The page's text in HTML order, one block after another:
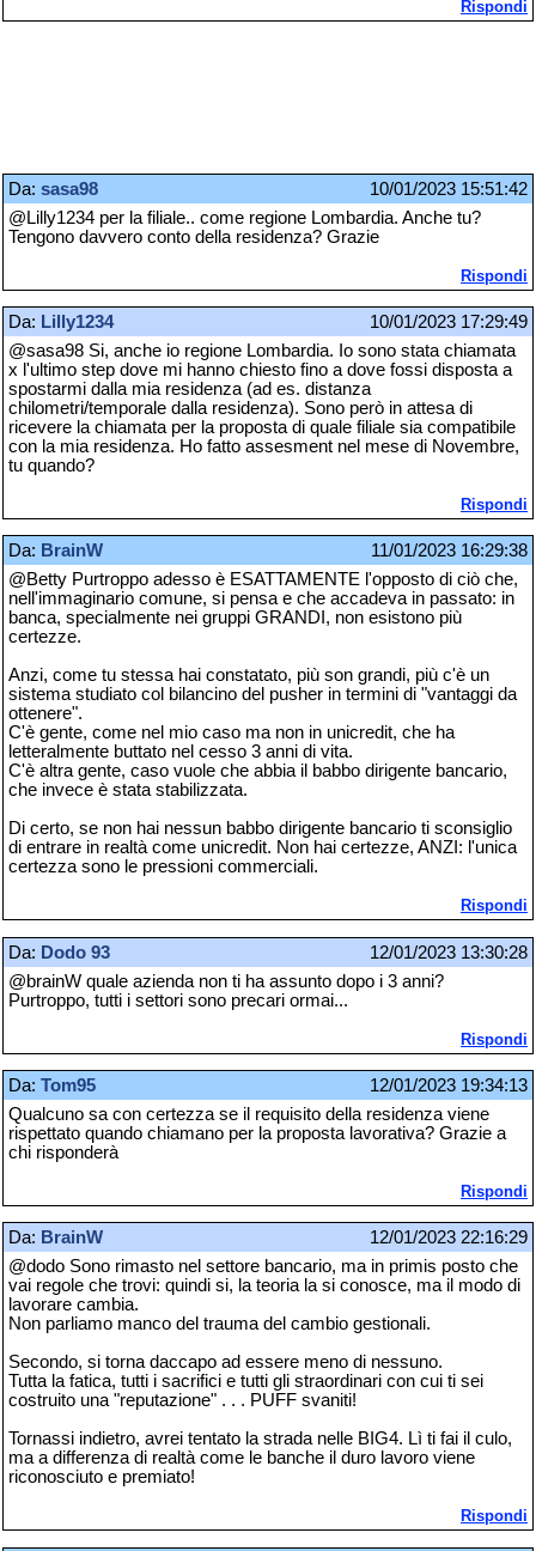
Rispondi
Da: sasa98
10/01/2023 15:51:42
@Lilly1234 per la filiale.. come regione Lombardia. Anche tu?
Tengono davvero conto della residenza? Grazie
Rispondi
Da: Lilly1234
10/01/2023 17:29:49
@sasa98 Si, anche io regione Lombardia. Io sono stata chiamata
x l'ultimo step dove mi hanno chiesto fino a dove fossi disposta a
spostarmi dalla mia residenza (ad es. distanza
chilometri/temporale dalla residenza). Sono però in attesa di
ricevere la chiamata per la proposta di quale filiale sia compatibile
con la mia residenza. Ho fatto assesment nel mese di Novembre,
tu quando?
Rispondi
Da: BrainW
11/01/2023 16:29:38
@Betty Purtroppo adesso è ESATTAMENTE l'opposto di ciò che,
nell'immaginario comune, si pensa e che accadeva in passato: in
banca, specialmente nei gruppi GRANDI, non esistono più
certezze.
Anzi, come tu stessa hai constatato, più son grandi, più c'è un
sistema studiato col bilancino del pusher in termini di "vantaggi da
ottenere".
C'è gente, come nel mio caso ma non in unicredit, che ha
letteralmente buttato nel cesso 3 anni di vita.
C'è altra gente, caso vuole che abbia il babbo dirigente bancario,
che invece è stata stabilizzata.
Di certo, se non hai nessun babbo dirigente bancario ti sconsiglio
di entrare in realtà come unicredit. Non hai certezze, ANZI: l'unica
certezza sono le pressioni commerciali.
Rispondi
Da: Dodo 93
12/01/2023 13:30:28
@brainW quale azienda non ti ha assunto dopo i 3 anni?
Purtroppo, tutti i settori sono precari ormai...
Rispondi
Da: Tom95
12/01/2023 19:34:13
Qualcuno sa con certezza se il requisito della residenza viene
rispettato quando chiamano per la proposta lavorativa? Grazie a
chi risponderà
Rispondi
Da: BrainW
12/01/2023 22:16:29
@dodo Sono rimasto nel settore bancario, ma in primis posto che
vai regole che trovi: quindi si, la teoria la si conosce, ma il modo di
lavorare cambia.
Non parliamo manco del trauma del cambio gestionali.
Secondo, si torna daccapo ad essere meno di nessuno.
Tutta la fatica, tutti i sacrifici e tutti gli straordinari con cui ti sei
costruito una "reputazione" . . . PUFF svaniti!
Tornassi indietro, avrei tentato la strada nelle BIG4. Lì ti fai il culo,
ma a differenza di realtà come le banche il duro lavoro viene
riconosciuto e premiato!
Rispondi